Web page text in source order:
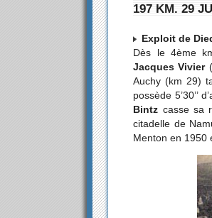
197 KM. 29
Exploit de
Dès le 4ème
Jacques Vivier
Auchy (km 29)
possède 5’30’’
Bintz casse sa
citadelle de
Menton en 1950